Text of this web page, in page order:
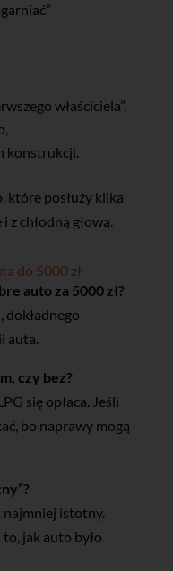
właściciela”,
konstrukcji.
które posłuży kilka
z chłodną głową.
do 5000 zł
auto za 5000 zł?
dokładnego
auta.
czy bez?
się opłaca. Jeśli
bo naprawy mogą
najmniej istotny.
jak auto było